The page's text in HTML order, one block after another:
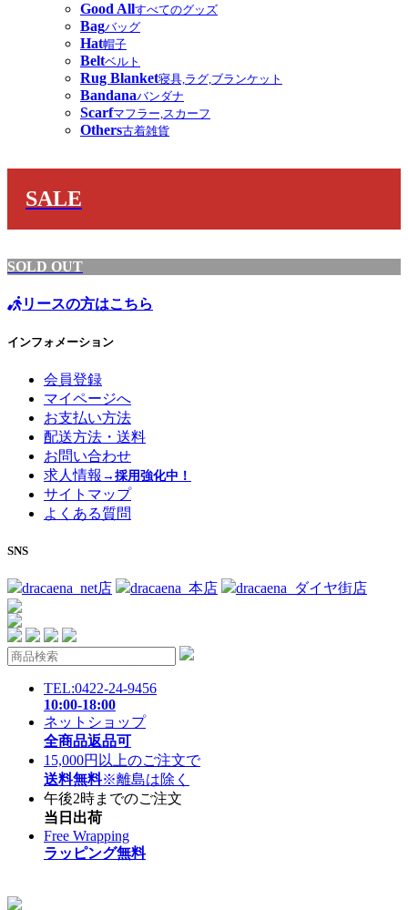
Good Allすべてのグッズ
Bagバッグ
Hat帽子
Beltベルト
Rug Blanket寝具,ラグ,ブランケット
Bandanaバンダナ
Scarfマフラー,スカーフ
Others古着雑貨
SALE
SOLD OUT
リースの方はこちら
インフォメーション
会員登録
マイページへ
お支払い方法
配送方法・送料
お問い合わせ
求人情報 →採用強化中！
サイトマップ
よくある質問
SNS
dracaena_net店 dracaena_本店 dracaena_ダイヤ街店
TEL:0422-24-9456
10:00-18:00
ネットショップ
全商品返品可
15,000円以上のご注文で
送料無料※離島は除く
午後2時までのご注文
当日出荷
Free Wrapping
ラッピング無料